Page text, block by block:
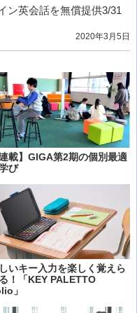
ン英会話を無償提供3/31
2020年3月5日
連載】GIGA第2期の個別最適
び
いキー入力を楽しく覚えら
！「KEY PALETTO
」